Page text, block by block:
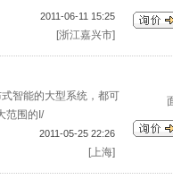
2011-06-11 15:25
[浙江嘉兴市]
智能的大型系统，都可
范围的I/
2011-05-25 22:26
[上海]